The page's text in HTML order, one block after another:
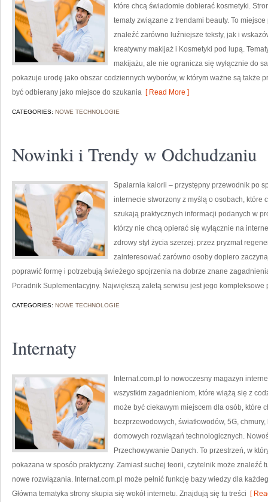
które chcą świadomie dobierać kosmetyki.
tematy związane z trendami beauty. To
znaleźć zarówno luźniejsze teksty, jak i
kreatywny makijaż i Kosmetyki pod lupą.
makijażu, ale nie ogranicza się wyłącznie do
pokazuje urodę jako obszar codziennych wyborów, w którym ważne są także
być odbierany jako miejsce do szukania [ Read More ]
CATEGORIES: NOWE TECHNOLOGIE
Nowinki i Trendy w Odchudzaniu
Spalarnia kalorii – przystępny przewodnik po
internecie stworzony z myślą o osobach, które
szukają praktycznych informacji podanych w
którzy nie chcą opierać się wyłącznie na
zdrowy styl życia szerzej: przez pryzmat
zainteresować zarówno osoby dopiero
poprawić formę i potrzebują świeżego spojrzenia na dobrze znane
Poradnik Suplementacyjny. Największą zaletą serwisu jest jego
CATEGORIES: NOWE TECHNOLOGIE
Internaty
Internat.com.pl to nowoczesny magazyn
wszystkim zagadnieniom, które wiążą się z
może być ciekawym miejscem dla osób, które
bezprzewodowych, światłowodów, 5G,
domowych rozwiązań technologicznych.
Przechowywanie Danych. To przestrzeń, w
pokazana w sposób praktyczny. Zamiast suchej teorii, czytelnik może znaleźć
nowe rozwiązania. Internat.com.pl może pełnić funkcję bazy wiedzy dla
Główna tematyka strony skupia się wokół internetu. Znajdują się tu treści [